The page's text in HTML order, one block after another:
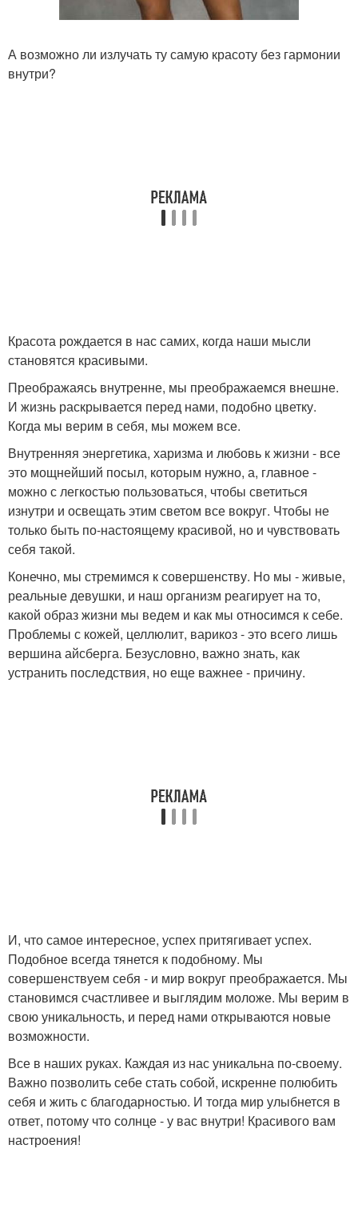
А возможно ли излучать ту самую красоту без гармонии
внутри?
Красота рождается в нас самих, когда наши мысли
становятся красивыми.
Преображаясь внутренне, мы преображаемся внешне.
И жизнь раскрывается перед нами, подобно цветку.
Когда мы верим в себя, мы можем все.
Внутренняя энергетика, харизма и любовь к жизни - все
это мощнейший посыл, которым нужно, а, главное -
можно с легкостью пользоваться, чтобы светиться
изнутри и освещать этим светом все вокруг. Чтобы не
только быть по-настоящему красивой, но и чувствовать
себя такой.
Конечно, мы стремимся к совершенству. Но мы - живые,
реальные девушки, и наш организм реагирует на то,
какой образ жизни мы ведем и как мы относимся к себе.
Проблемы с кожей, целлюлит, варикоз - это всего лишь
вершина айсберга. Безусловно, важно знать, как
устранить последствия, но еще важнее - причину.
И, что самое интересное, успех притягивает успех.
Подобное всегда тянется к подобному. Мы
совершенствуем себя - и мир вокруг преображается. Мы
становимся счастливее и выглядим моложе. Мы верим в
свою уникальность, и перед нами открываются новые
возможности.
Все в наших руках. Каждая из нас уникальна по-своему.
Важно позволить себе стать собой, искренне полюбить
себя и жить с благодарностью. И тогда мир улыбнется в
ответ, потому что солнце - у вас внутри! Красивого вам
настроения!